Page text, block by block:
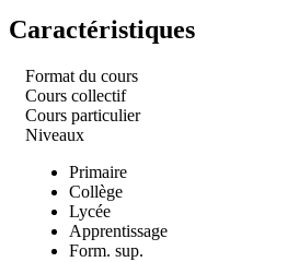
Caractéristiques
Format du cours
Cours collectif
Cours particulier
Niveaux
Primaire
Collège
Lycée
Apprentissage
Form. sup.